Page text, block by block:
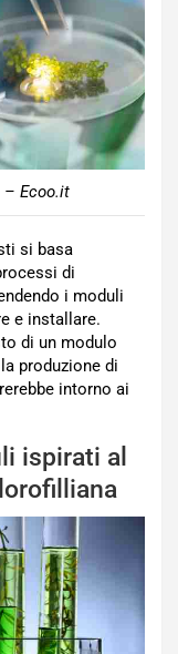
– Ecoo.it
si basa
di
i moduli
e installare.
di un modulo
produzione di
intorno ai
ispirati al